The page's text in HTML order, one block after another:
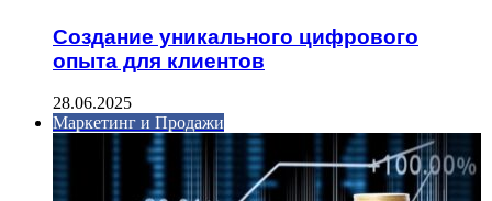
Создание уникального цифрового
опыта для клиентов
28.06.2025
Маркетинг и Продажи